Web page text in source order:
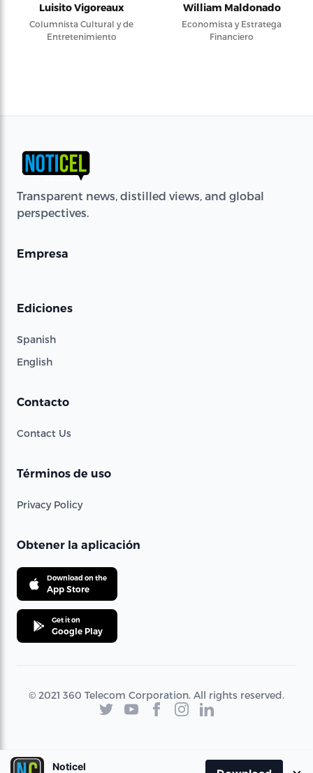
Luisito Vigoreaux
Columnista Cultural y de
Entretenimiento
William Maldonado
Economista y Estratega
Financiero
Transparent news, distilled views, and global
perspectives.
Empresa
Ediciones
Spanish
English
Contacto
Contact Us
Términos de uso
Privacy Policy
Obtener la aplicación
Download on the
App Store
Get it on
Google Play
© 2021 360 Telecom Corporation. All rights reserved.
Noticel